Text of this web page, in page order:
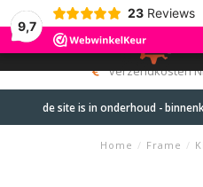
9,7
23 Reviews
MENU
verzendkosten
de site is in onderhoud -
Home / Frame /